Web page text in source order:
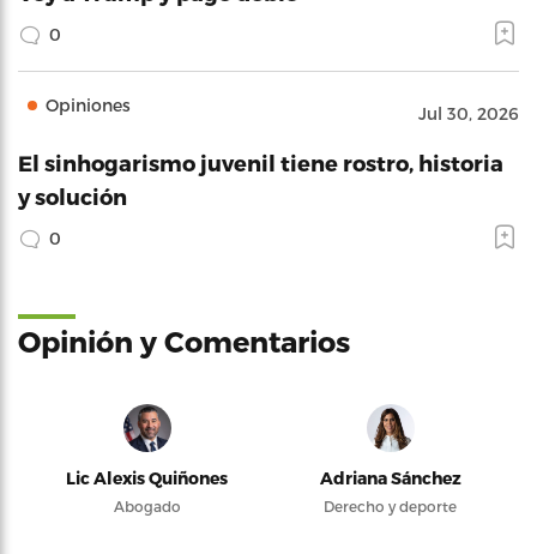
0
Opiniones Jul 30, 2026
El sinhogarismo juvenil tiene rostro, historia
y solución
0
Opinión y Comentarios
Lic Alexis Quiñones
Abogado
Adriana Sánchez
Derecho y deporte